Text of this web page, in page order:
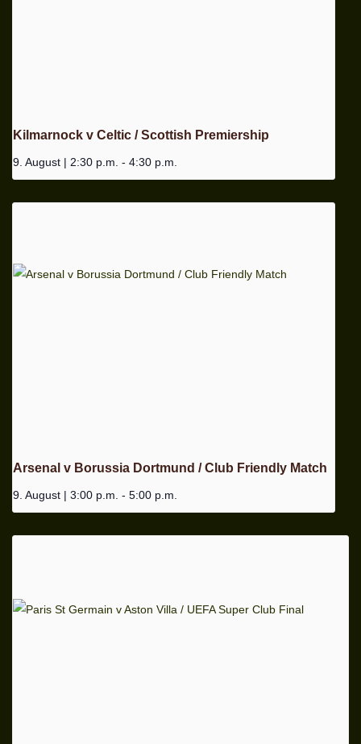
Kilmarnock v Celtic / Scottish Premiership
9. August | 2:30 p.m. - 4:30 p.m.
Arsenal v Borussia Dortmund / Club Friendly Match
9. August | 3:00 p.m. - 5:00 p.m.